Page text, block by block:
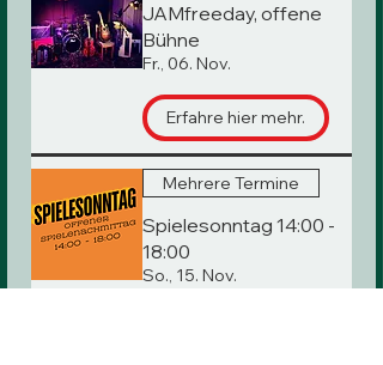
JAMfreeday, offene
Bühne
Fr., 06. Nov.
Erfahre hier mehr.
Mehrere Termine
Spielesonntag 14:00 -
18:00
So., 15. Nov.